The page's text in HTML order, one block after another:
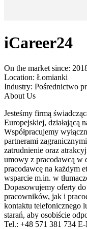
iCareer24
On the market since:
Location: Łomianki
Industry: Pośrednictwo
About Us
Jesteśmy firmą
Europejskiej, działającą
Współpracujemy
partnerami
zatrudnienie oraz
umowy z pracodawcą w
pracodawcę na każdym
wsparcie m.in. w
Dopasowujemy oferty
pracowników, jak i
kontaktu telefonicznego
starań, aby osobiście
Tel.: +48 571 381 734